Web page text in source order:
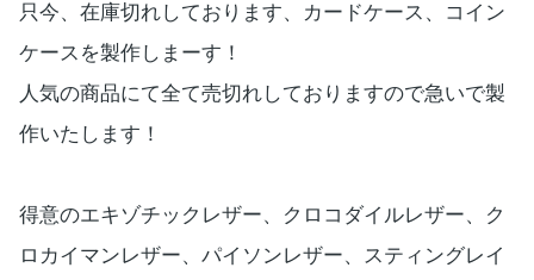
只今、在庫切れしております、カードケース、コイン
ケースを製作しまーす！
人気の商品にて全て売切れしておりますので急いで製
作いたします！
得意のエキゾチックレザー、クロコダイルレザー、ク
ロカイマンレザー、パイソンレザー、スティングレイ